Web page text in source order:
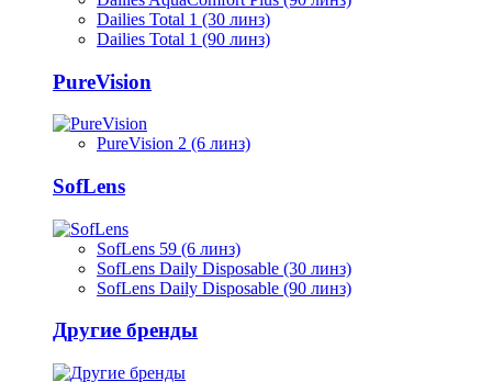
Dailies Total 1 (30 линз)
Dailies Total 1 (90 линз)
PureVision
PureVision 2 (6 линз)
SofLens
SofLens 59 (6 линз)
SofLens Daily Disposable (30 линз)
SofLens Daily Disposable (90 линз)
Другие бренды